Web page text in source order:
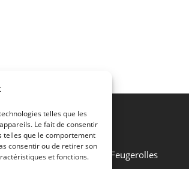
telles que les
Le fait de consentir
telles que le comportement
consentir ou de retirer son
et fonctions.
2 rue de la Bargette
42500 Le Chambon-Feugerolles